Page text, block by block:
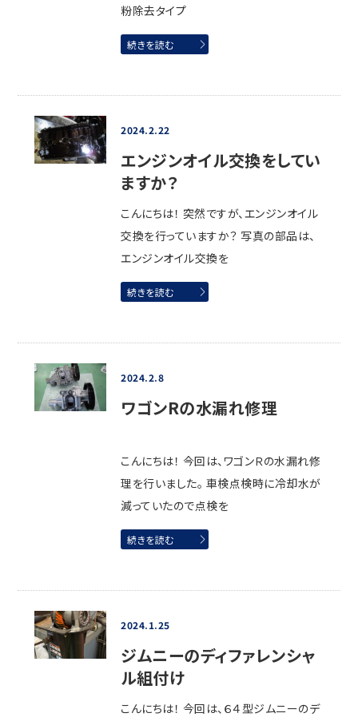
粉除去タイプ
続きを読む
2024.2.22
エンジンオイル交換をしてい
ますか？
こんにちは！ 突然ですが、エンジンオイル
交換を行っていますか？ 写真の部品は、
エンジンオイル交換を
続きを読む
2024.2.8
ワゴンRの水漏れ修理
こんにちは！ 今回は、ワゴンＲの水漏れ修
理を行いました。 車検点検時に冷却水が
減っていたので点検を
続きを読む
2024.1.25
ジムニーのディファレンシャ
ル組付け
こんにちは！ 今回は、６４型ジムニーのデ